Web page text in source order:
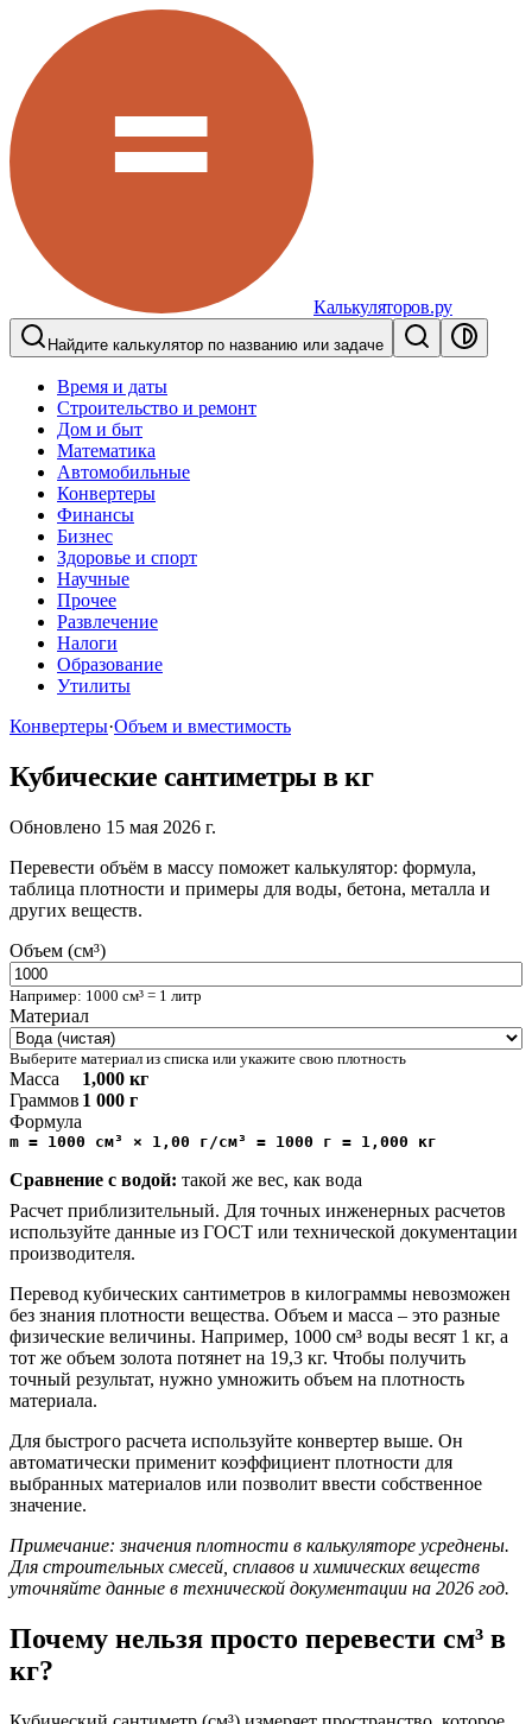
Калькуляторов.ру
Найдите калькулятор по названию или задаче
Время и даты
Строительство и ремонт
Дом и быт
Математика
Автомобильные
Конвертеры
Финансы
Бизнес
Здоровье и спорт
Научные
Прочее
Развлечение
Налоги
Образование
Утилиты
Конвертеры·Объем и вместимость
Кубические сантиметры в кг
Обновлено 15 мая 2026 г.
Перевести объём в массу поможет калькулятор: формула,
таблица плотности и примеры для воды, бетона, металла и
других веществ.
Объем (см³)
Например: 1000 см³ = 1 литр
Материал
Выберите материал из списка или укажите свою плотность
Масса
1,000 кг
Граммов 1 000 г
Формула
m = 1000 см³ × 1,00 г/см³ = 1000 г = 1,000 кг
Сравнение с водой: такой же вес, как вода
Расчет приблизительный. Для точных инженерных расчетов
используйте данные из ГОСТ или технической документации
производителя.
Перевод кубических сантиметров в килограммы невозможен
без знания плотности вещества. Объем и масса – это разные
физические величины. Например, 1000 см³ воды весят 1 кг, а
тот же объем золота потянет на 19,3 кг. Чтобы получить
точный результат, нужно умножить объем на плотность
материала.
Для быстрого расчета используйте конвертер выше. Он
автоматически применит коэффициент плотности для
выбранных материалов или позволит ввести собственное
значение.
Примечание: значения плотности в калькуляторе усреднены.
Для строительных смесей, сплавов и химических веществ
уточняйте данные в технической документации на 2026 год.
Почему нельзя просто перевести см³ в
кг?